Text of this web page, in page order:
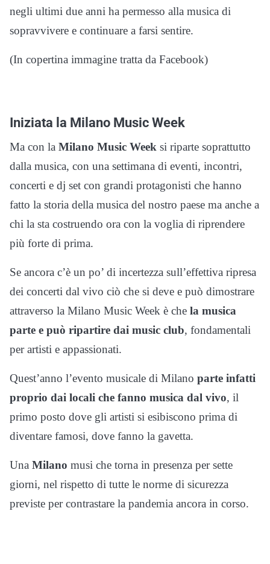
negli ultimi due anni ha permesso alla musica di
sopravvivere e continuare a farsi sentire.
(In copertina immagine tratta da Facebook)
Iniziata la Milano Music Week
Ma con la Milano Music Week si riparte soprattutto
dalla musica, con una settimana di eventi, incontri,
concerti e dj set con grandi protagonisti che hanno
fatto la storia della musica del nostro paese ma anche a
chi la sta costruendo ora con la voglia di riprendere
più forte di prima.
Se ancora c’è un po’ di incertezza sull’effettiva ripresa
dei concerti dal vivo ciò che si deve e può dimostrare
attraverso la Milano Music Week è che la musica
parte e può ripartire dai music club, fondamentali
per artisti e appassionati.
Quest’anno l’evento musicale di Milano parte infatti
proprio dai locali che fanno musica dal vivo, il
primo posto dove gli artisti si esibiscono prima di
diventare famosi, dove fanno la gavetta.
Una Milano musi che torna in presenza per sette
giorni, nel rispetto di tutte le norme di sicurezza
previste per contrastare la pandemia ancora in corso.